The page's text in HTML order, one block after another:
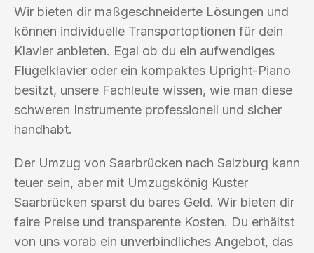
Wir bieten dir maßgeschneiderte Lösungen und
können individuelle Transportoptionen für dein
Klavier anbieten. Egal ob du ein aufwendiges
Flügelklavier oder ein kompaktes Upright-Piano
besitzt, unsere Fachleute wissen, wie man diese
schweren Instrumente professionell und sicher
handhabt.
Der Umzug von Saarbrücken nach Salzburg kann
teuer sein, aber mit Umzugskönig Kuster
Saarbrücken sparst du bares Geld. Wir bieten dir
faire Preise und transparente Kosten. Du erhältst
von uns vorab ein unverbindliches Angebot, das